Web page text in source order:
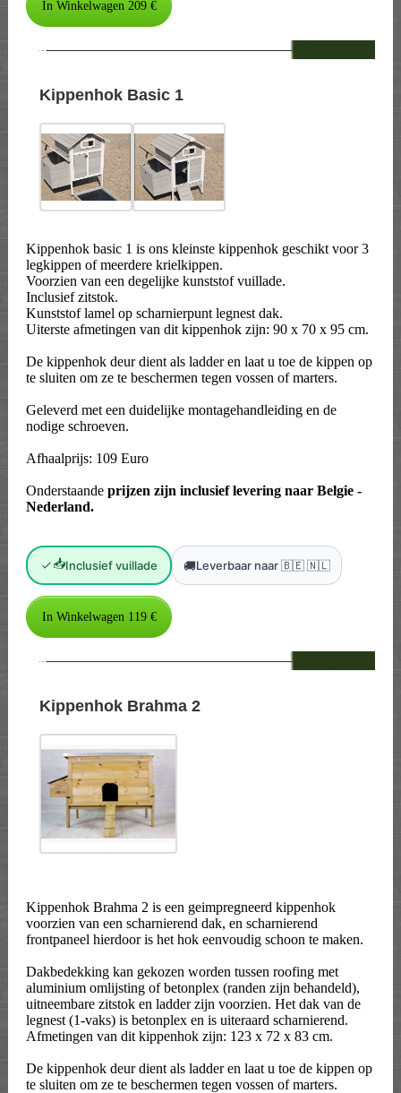
--
Kippenhok Basic 1
Kippenhok basic 1 is ons kleinste kippenhok geschikt voor 3
legkippen of meerdere krielkippen.
Voorzien van een degelijke kunststof vuillade.
Inclusief zitstok.
Kunststof lamel op scharnierpunt legnest dak.
Uiterste afmetingen van dit kippenhok zijn: 90 x 70 x 95 cm.
De kippenhok deur dient als ladder en laat u toe de kippen op
te sluiten om ze te beschermen tegen vossen of marters.
Geleverd met een duidelijke montagehandleiding en de
nodige schroeven.
Afhaalprijs: 109 Euro
Onderstaande prijzen zijn inclusief levering naar Belgie -
Nederland.
📥Inclusief vuillade 🚚Leverbaar naar 🇧🇪 🇳🇱
--
Kippenhok Brahma 2
Kippenhok Brahma 2 is een geimpregneerd kippenhok
voorzien van een scharnierend dak, en scharnierend
frontpaneel hierdoor is het hok eenvoudig schoon te maken.
Dakbedekking kan gekozen worden tussen roofing met
aluminium omlijsting of betonplex (randen zijn behandeld),
uitneembare zitstok en ladder zijn voorzien. Het dak van de
legnest (1-vaks) is betonplex en is uiteraard scharnierend.
Afmetingen van dit kippenhok zijn: 123 x 72 x 83 cm.
De kippenhok deur dient als ladder en laat u toe de kippen op
te sluiten om ze te beschermen tegen vossen of marters.